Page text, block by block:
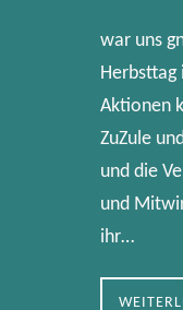
war uns
Aktionen
ZuZule
und die
und
ihr…